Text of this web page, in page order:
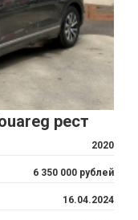
рест
2020
6 350 000 рублей
16.04.2024